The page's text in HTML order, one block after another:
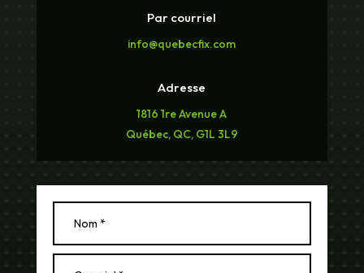
Par courriel
info@quebecfix.com
Adresse
1816 1re Avenue A
Québec, QC, G1L 3L9